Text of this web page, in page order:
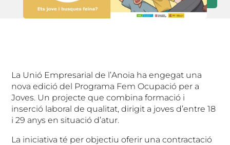
La Unió Empresarial de l’Anoia ha engegat una
nova edició del Programa Fem Ocupació per a
Joves. Un projecte que combina formació i
inserció laboral de qualitat, dirigit a joves d’entre 18
i 29 anys en situació d’atur.
La iniciativa té per objectiu oferir una contractació